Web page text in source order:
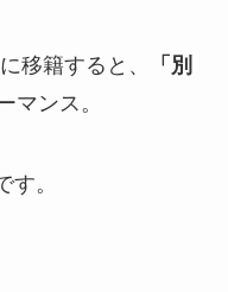
に移籍すると、
「別
マンス。
す。